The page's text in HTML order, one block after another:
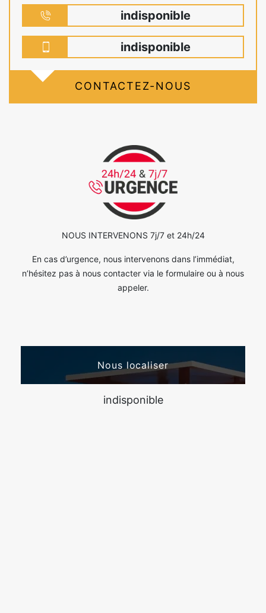
indisponible
indisponible
CONTACTEZ-NOUS
NOUS INTERVENONS 7j/7 et 24h/24
En cas d’urgence, nous intervenons dans l’immédiat,
n’hésitez pas à nous contacter via le formulaire ou à nous
appeler.
Nous localiser
indisponible